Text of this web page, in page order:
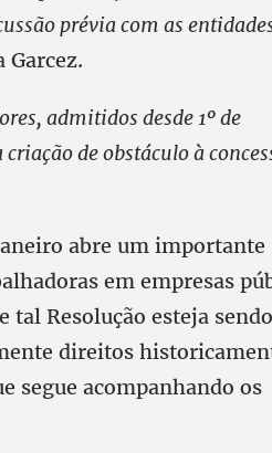
prévia com as
Garcez.
admitidos desde 1º de
de obstáculo à
abre um importante
em empresas
tal Resolução esteja sendo
direitos
segue acompanhando os